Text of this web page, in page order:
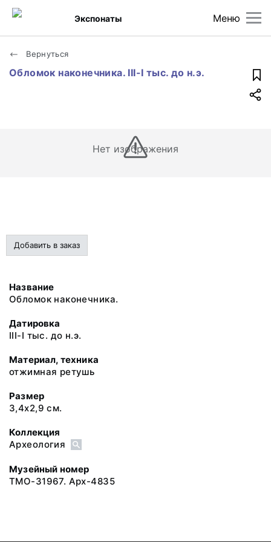
Меню
Экспонаты
Вернуться
Обломок наконечника. III-I тыс. до н.э.
Нет изображения
Добавить в заказ
Название
Обломок наконечника.
Датировка
III-I тыс. до н.э.
Материал, техника
отжимная ретушь
Размер
3,4х2,9 см.
Коллекция
Археология
Музейный номер
ТМО-31967. Арх-4835